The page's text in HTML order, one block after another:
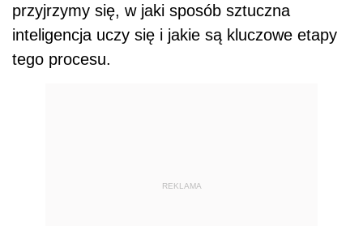
przyjrzymy się, w jaki sposób sztuczna
inteligencja uczy się i jakie są kluczowe etapy
tego procesu.
REKLAMA